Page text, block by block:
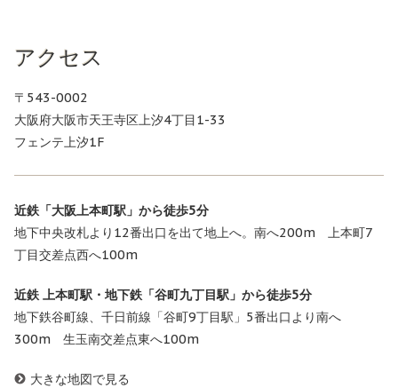
アクセス
〒543-0002
大阪府大阪市天王寺区上汐4丁目1-33
フェンテ上汐1F
近鉄「大阪上本町駅」から徒歩5分
地下中央改札より12番出口を出て地上へ。南へ200m 上本町7
丁目交差点西へ100m
近鉄 上本町駅・地下鉄「谷町九丁目駅」から徒歩5分
地下鉄谷町線、千日前線「谷町9丁目駅」5番出口より南へ
300m 生玉南交差点東へ100m
大きな地図で見る